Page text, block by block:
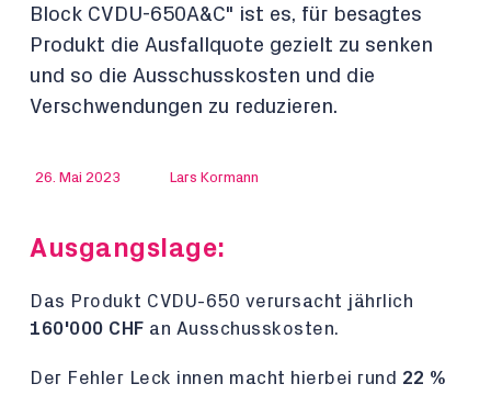
Block CVDU-650A&C" ist es, für besagtes
Produkt die Ausfallquote gezielt zu senken
und so die Ausschusskosten und die
Verschwendungen zu reduzieren.
26. Mai 2023 Lars Kormann
Ausgangslage:
Das Produkt CVDU-650 verursacht jährlich
160'000 CHF an Ausschusskosten.
Der Fehler Leck innen macht hierbei rund 22 %